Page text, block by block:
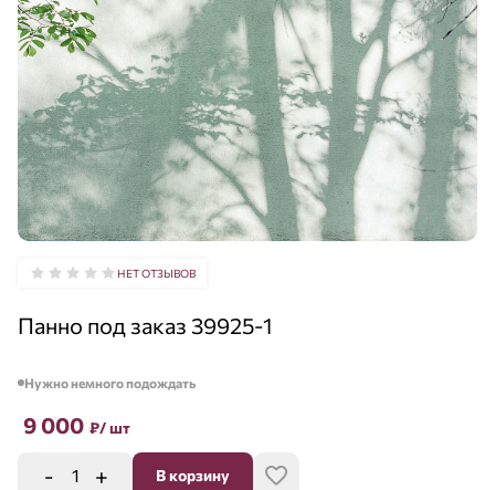
НЕТ ОТЗЫВОВ
Панно под заказ 39925-1
Нужно немного подождать
9 000 ₽/ шт
- + В корзину